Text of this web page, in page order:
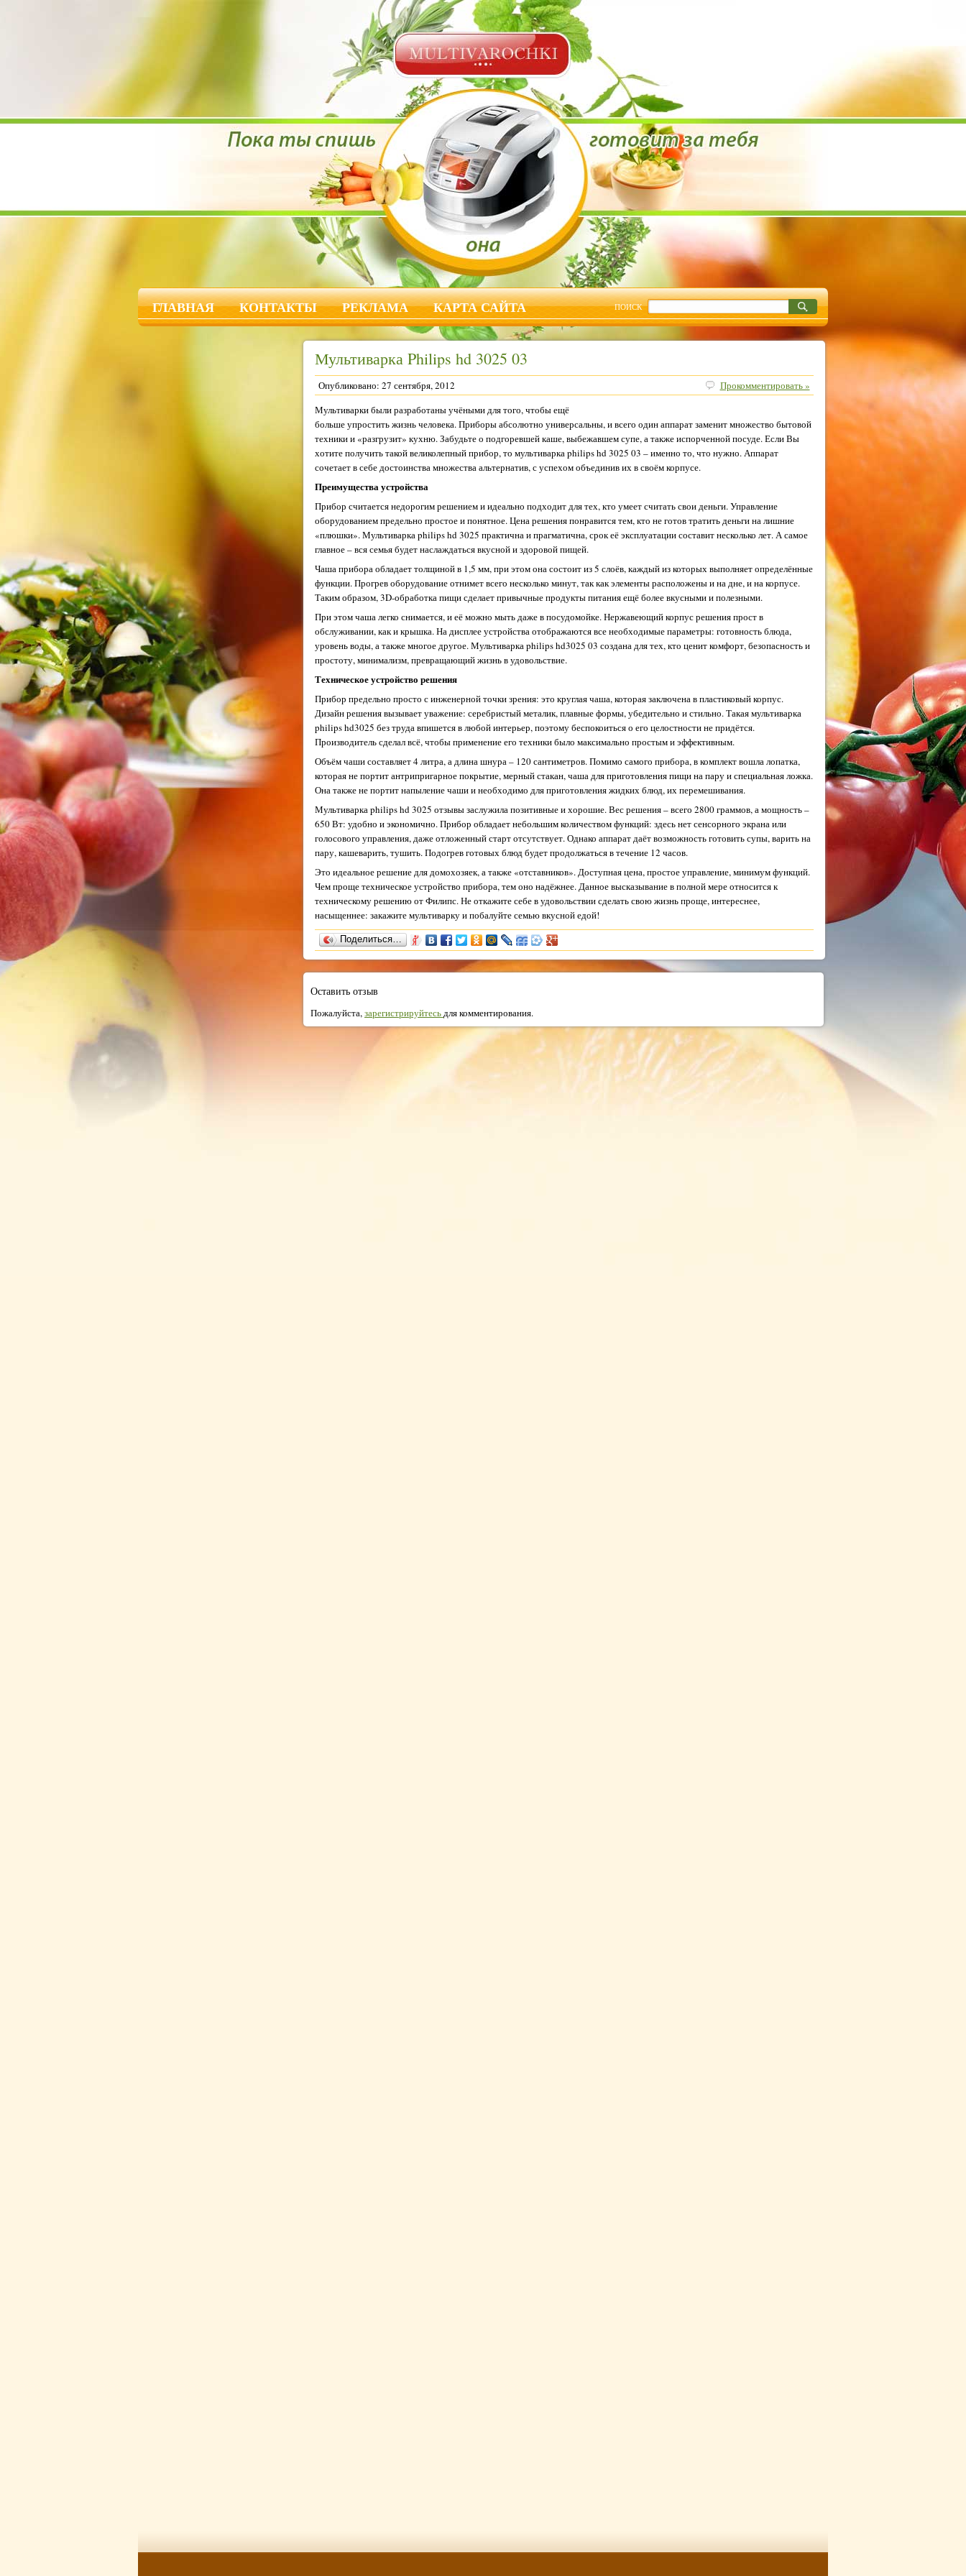
ГЛАВНАЯ КОНТАКТЫ РЕКЛАМА КАРТА САЙТА ПОИСК
Мультиварка Philips hd 3025 03
Опубликовано: 27 сентября, 2012
Прокомментировать »
Мультиварки были разработаны учёными для того, чтобы ещё
больше упростить жизнь человека. Приборы абсолютно универсальны, и всего один аппарат заменит множество бытовой
техники и «разгрузит» кухню. Забудьте о подгоревшей каше, выбежавшем супе, а также испорченной посуде. Если Вы
хотите получить такой великолепный прибор, то мультиварка philips hd 3025 03 – именно то, что нужно. Аппарат
сочетает в себе достоинства множества альтернатив, с успехом объединив их в своём корпусе.
Преимущества устройства
Прибор считается недорогим решением и идеально подходит для тех, кто умеет считать свои деньги. Управление
оборудованием предельно простое и понятное. Цена решения понравится тем, кто не готов тратить деньги на лишние
«плюшки». Мультиварка philips hd 3025 практична и прагматична, срок её эксплуатации составит несколько лет. А самое
главное – вся семья будет наслаждаться вкусной и здоровой пищей.
Чаша прибора обладает толщиной в 1,5 мм, при этом она состоит из 5 слоёв, каждый из которых выполняет определённые
функции. Прогрев оборудование отнимет всего несколько минут, так как элементы расположены и на дне, и на корпусе.
Таким образом, 3D-обработка пищи сделает привычные продукты питания ещё более вкусными и полезными.
При этом чаша легко снимается, и её можно мыть даже в посудомойке. Нержавеющий корпус решения прост в
обслуживании, как и крышка. На дисплее устройства отображаются все необходимые параметры: готовность блюда,
уровень воды, а также многое другое. Мультиварка philips hd3025 03 создана для тех, кто ценит комфорт, безопасность и
простоту, минимализм, превращающий жизнь в удовольствие.
Техническое устройство решения
Прибор предельно просто с инженерной точки зрения: это круглая чаша, которая заключена в пластиковый корпус.
Дизайн решения вызывает уважение: серебристый металик, плавные формы, убедительно и стильно. Такая мультиварка
philips hd3025 без труда впишется в любой интерьер, поэтому беспокоиться о его целостности не придётся.
Производитель сделал всё, чтобы применение его техники было максимально простым и эффективным.
Объём чаши составляет 4 литра, а длина шнура – 120 сантиметров. Помимо самого прибора, в комплект вошла лопатка,
которая не портит антрипригарное покрытие, мерный стакан, чаша для приготовления пищи на пару и специальная ложка.
Она также не портит напыление чаши и необходимо для приготовления жидких блюд, их перемешивания.
Мультиварка philips hd 3025 отзывы заслужила позитивные и хорошие. Вес решения – всего 2800 граммов, а мощность –
650 Вт: удобно и экономично. Прибор обладает небольшим количеством функций: здесь нет сенсорного экрана или
голосового управления, даже отложенный старт отсутствует. Однако аппарат даёт возможность готовить супы, варить на
пару, кашеварить, тушить. Подогрев готовых блюд будет продолжаться в течение 12 часов.
Это идеальное решение для домохозяек, а также «отставников». Доступная цена, простое управление, минимум функций.
Чем проще техническое устройство прибора, тем оно надёжнее. Данное высказывание в полной мере относится к
техническому решению от Филипс. Не откажите себе в удовольствии сделать свою жизнь проще, интереснее,
насыщеннее: закажите мультиварку и побалуйте семью вкусной едой!
Поделиться…
Оставить отзыв
Пожалуйста,зарегистрируйтесьдля комментирования.